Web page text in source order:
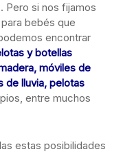
Pero si nos fijamos
bebés que
encontrar
y botellas
móviles de
de lluvia, pelotas
entre muchos
estas posibilidades